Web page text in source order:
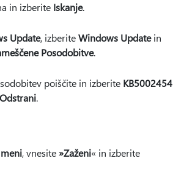
in izberite Iskanje.
Update, izberiteWindows Updatein
Posodobitve.
poiščite in izberite KB5002454
Odstrani.
, vnesite»Zaženi« in izberite